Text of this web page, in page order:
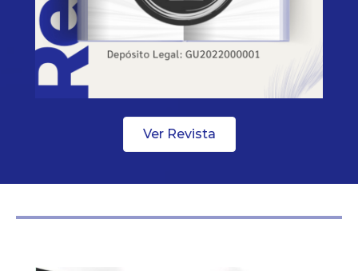
Ver Revista